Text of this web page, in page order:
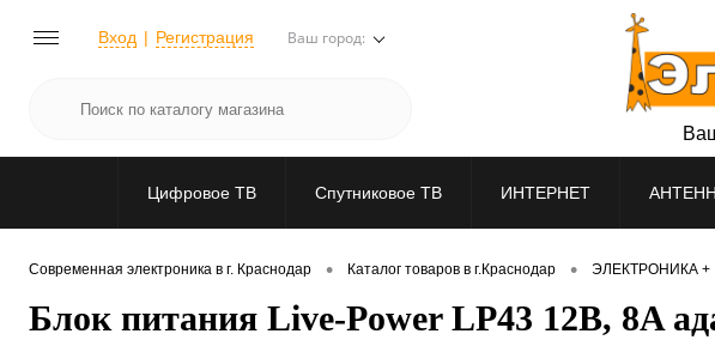
Вход Регистрация Ваш город:
Цифровое ТВ Спутниковое ТВ ИНТЕРНЕТ
Современная электроника в г. Краснодар • Каталог товаров в г.Краснодар • ЭЛЕКТРОНИКА +
Блок питания Live-Power LP43 12В, 8A